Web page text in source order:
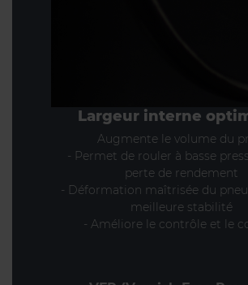
Largeur interne
Augmente le volume du
- Permet de rouler à basse
perte de rendement
- Déformation maîtrisée du
meilleure stabilité
- Améliore le contrôle et le